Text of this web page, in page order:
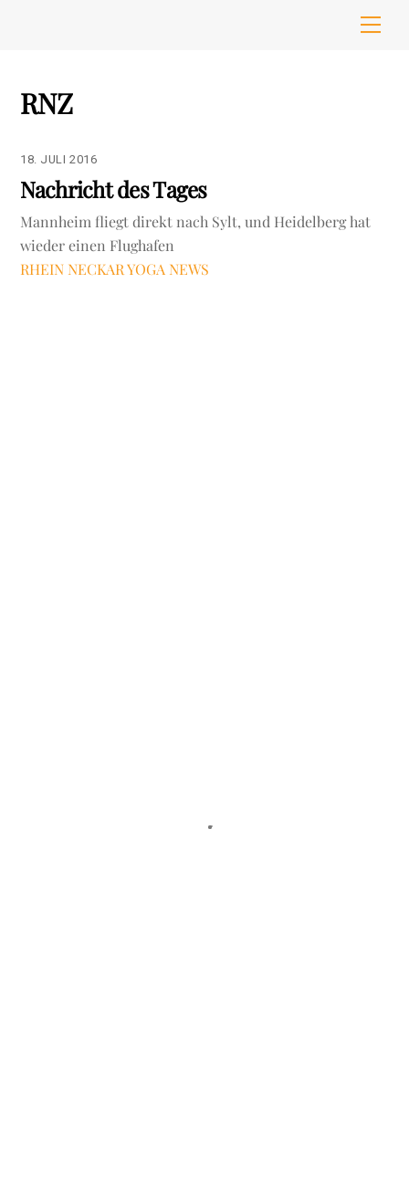
RNZ
18. JULI 2016
Nachricht des Tages
Mannheim fliegt direkt nach Sylt, und Heidelberg hat
wieder einen Flughafen
RHEIN NECKAR YOGA NEWS